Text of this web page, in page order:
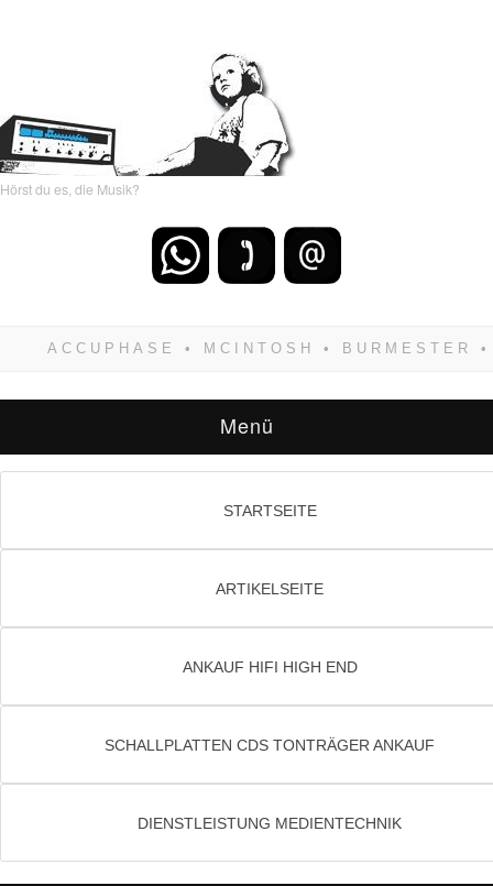
Hörst du es, die Musik?
zwangsläufig siegen! Und noch was: Hifi
Menü
STARTSEITE
ARTIKELSEITE
ANKAUF HIFI HIGH END
SCHALLPLATTEN CDS TONTRÄGER ANKAUF
DIENSTLEISTUNG MEDIENTECHNIK